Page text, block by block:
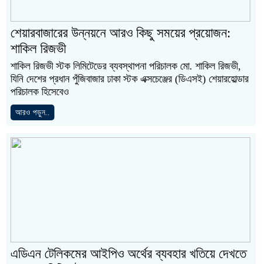
শেয়ারবাজারের উন্নয়নে আরও কিছু সময়ের প্রয়োজন:
শাকিল রিজভী
শাকিল রিজভী স্টক লিমিটেডের ব্যবস্থাপনা পরিচালক মো. শাকিল রিজভী,
যিনি দেশের প্রধান পুঁজিবাজার ঢাকা স্টক এক্সচেঞ্জের (ডিএসই) শেয়ারহোল্ডার
পরিচালক হিসেবেও
আরও পড়ুন..
এডিএন টেলিকমের আইপিও অর্থের ব্যবহার খতিয়ে দেখতে